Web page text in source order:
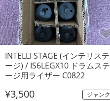
INTELLI STAGE (インテリステ
ージ) / IS6LEGX10 ドラムステ
ージ用ライザー C0822
¥3,500 ジャンク